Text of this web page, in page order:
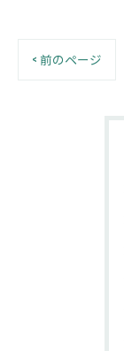
< 前のページ